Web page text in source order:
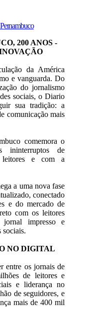
200 ANOS -
da América
e vanguarda. Do
do jornalismo
sociais, o Diario
sua tradição: a
comunicação mais
comemora o
ininterruptos de
leitores e com a
a uma nova fase
conectado
e do mercado de
com os leitores
jornal impresso e
sociais.
NO DIGITAL
entre os jornais de
de leitores e
e liderança no
de seguidores, e
mais de 400 mil